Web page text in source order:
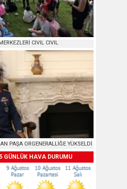
CIVIL CIVIL
PAŞA ORGENERALLİĞE YÜKSELDİ
GÜNLÜK HAVA DURUMU